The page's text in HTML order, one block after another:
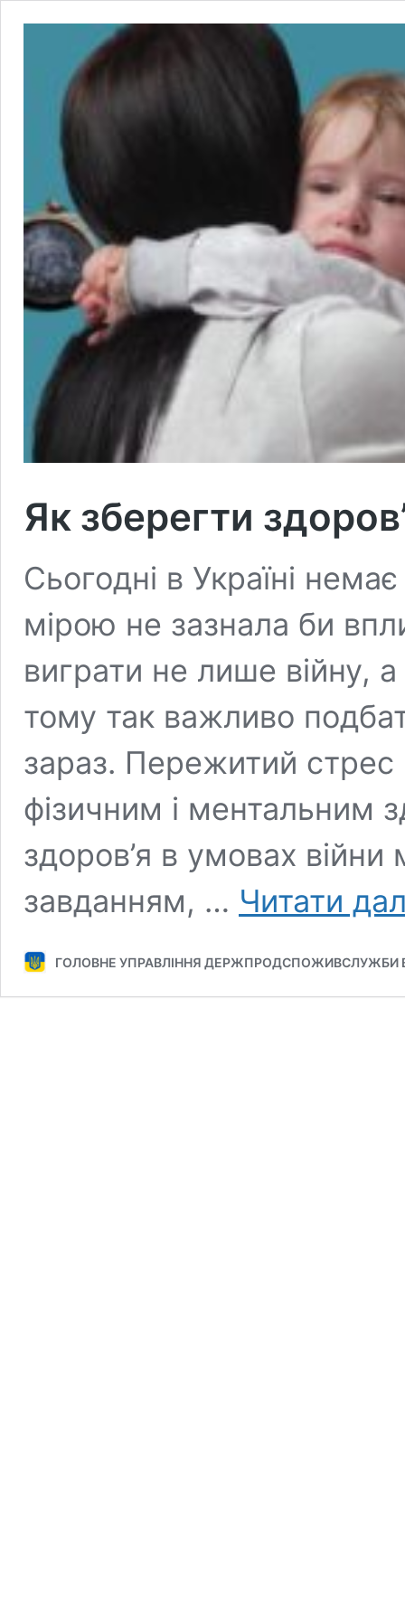
Як зберегти
Сьогодні в Україні
мірою не зазнала би
виграти не лише війну,
тому так важливо
зараз. Пережитий
фізичним і ментальним
здоров’я в умовах
завданням, … Читати
ГОЛОВНЕ УПРАВЛІННЯ ДЕРЖПРОДСПОЖИВСЛУЖБИ В